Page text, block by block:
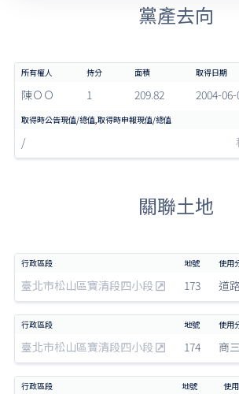
黨產去向
陳ＯＯ 1 209.82 2004-
/
關聯土地
臺北市松山區寶清段四小段 173 道
臺北市松山區寶清段四小段 174 商